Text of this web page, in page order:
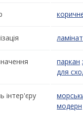
ламінат
паркан
для
інтер'єру
модерн